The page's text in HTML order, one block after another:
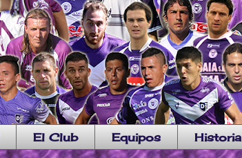
El Club Equipos Historia